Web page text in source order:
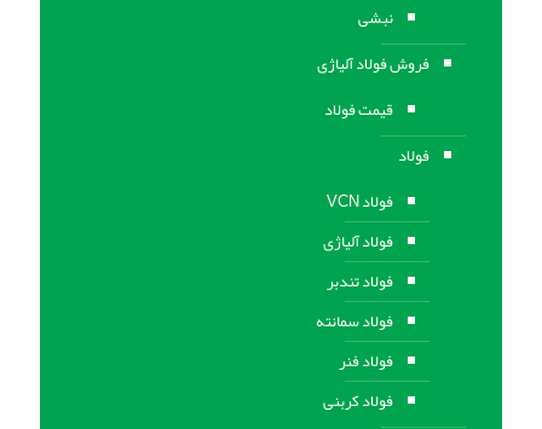
نبشی
فروش فولاد آلیاژی
قیمت فولاد
فولاد
فولاد VCN
فولاد آلیاژی
فولاد تندبر
فولاد سمانته
فولاد فنر
فولاد کربنی